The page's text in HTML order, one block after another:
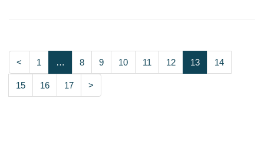
< 1 … 8 9 10 11 12 13 14
15 16 17 >